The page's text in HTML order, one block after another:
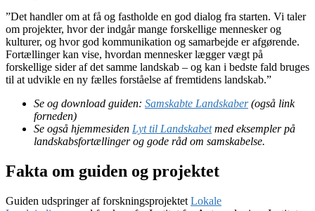
”Det handler om at få og fastholde en god dialog fra starten. Vi taler
om projekter, hvor der indgår mange forskellige mennesker og
kulturer, og hvor god kommunikation og samarbejde er afgørende.
Fortællinger kan vise, hvordan mennesker lægger vægt på
forskellige sider af det samme landskab – og kan i bedste fald bruges
til at udvikle en ny fælles forståelse af fremtidens landskab.”
Se og download guiden: Samskabte Landskaber(også link
forneden)
Se også hjemmesiden Lyt til Landskabetmed eksempler på
landskabsfortællinger og gode råd om samskabelse.
Fakta om guiden og projektet
Guiden udspringer af forskningsprojektet Lokale